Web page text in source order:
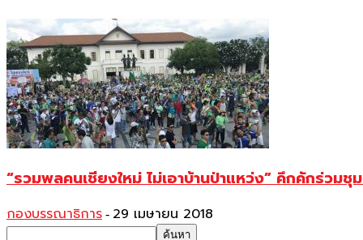
“รวมพลคนเชียงใหม่ ไม่เอาบ้านป่าแหว่ง” คึกคักร่วม
กองบรรณาธิการ - 29 เมษายน 2018